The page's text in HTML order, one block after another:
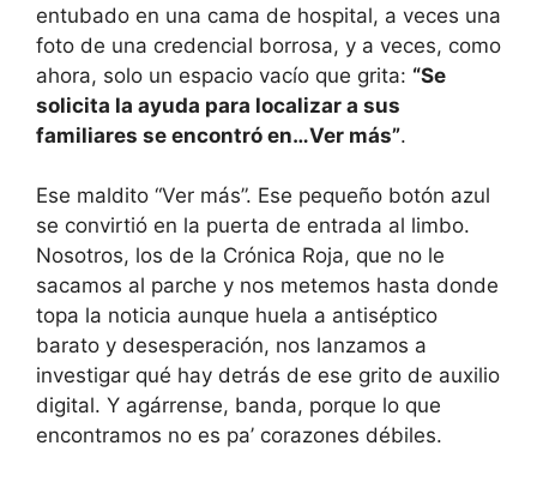
entubado en una cama de hospital, a veces una
foto de una credencial borrosa, y a veces, como
ahora, solo un espacio vacío que grita: “Se
solicita la ayuda para localizar a sus
familiares se encontró en…Ver más”.
Ese maldito “Ver más”. Ese pequeño botón azul
se convirtió en la puerta de entrada al limbo.
Nosotros, los de la Crónica Roja, que no le
sacamos al parche y nos metemos hasta donde
topa la noticia aunque huela a antiséptico
barato y desesperación, nos lanzamos a
investigar qué hay detrás de ese grito de auxilio
digital. Y agárrense, banda, porque lo que
encontramos no es pa’ corazones débiles.